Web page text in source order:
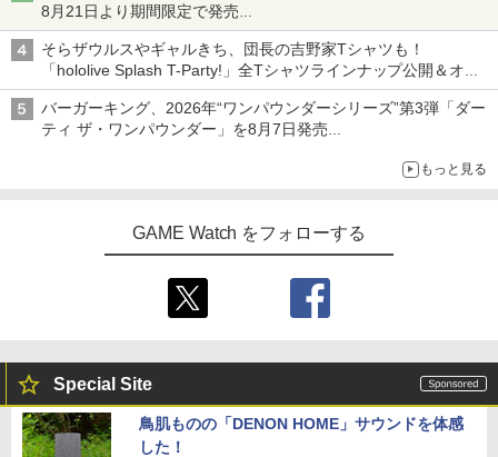
8月21日より期間限定で発売
組分け帽子ドーナツなど見た目も楽しい商品が登場
そらザウルスやギャルきち、団長の吉野家Tシャツも！
「hololive Splash T-Party!」全Tシャツラインナップ公開＆オン
ライン販売開始
バーガーキング、2026年“ワンパウンダーシリーズ”第3弾「ダー
ティ ザ・ワンパウンダー」を8月7日発売
もっと見る
GAME Watch をフォローする
Special Site
鳥肌ものの「DENON HOME」サウンドを体感
した！